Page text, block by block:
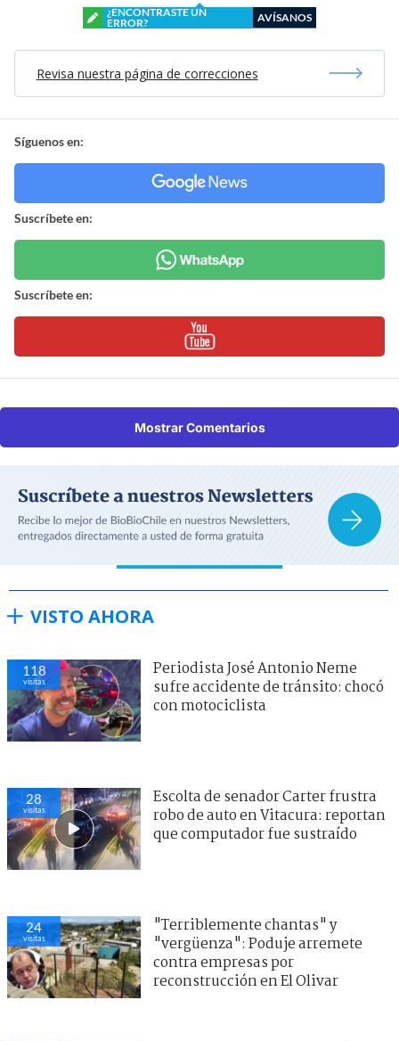
¿ENCONTRASTE UN
ERROR?
AVÍSANOS
Revisa nuestra página de correcciones
Síguenos en:
Suscríbete en:
Suscríbete en:
Mostrar Comentarios
VISTO AHORA
122
visitas
Periodista José Antonio Neme
sufre accidente de tránsito: chocó
con motociclista
24
visitas
Entra en vigencia prohibición de
remolcar vehículos con cuerdas o
cadenas: qué ocupar y cuánto
24
visitas
Escolta de senador Carter frustra
robo de auto en Vitacura: reportan
que computador fue sustraído